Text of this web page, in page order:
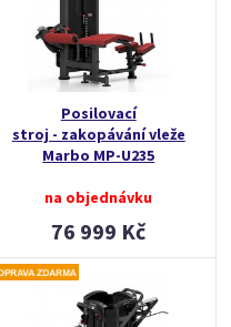
Posilovací
stroj - zakopávání vleže
Marbo MP-U235
na objednávku
76 999 Kč